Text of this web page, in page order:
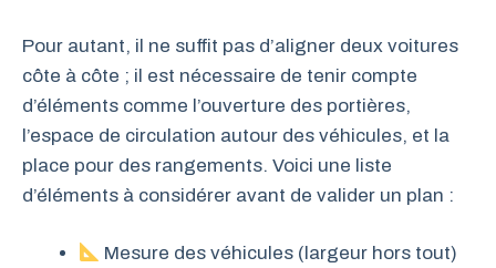
Pour autant, il ne suffit pas d’aligner deux voitures
côte à côte ; il est nécessaire de tenir compte
d’éléments comme l’ouverture des portières,
l’espace de circulation autour des véhicules, et la
place pour des rangements. Voici une liste
d’éléments à considérer avant de valider un plan :
Mesure des véhicules (largeur hors tout)